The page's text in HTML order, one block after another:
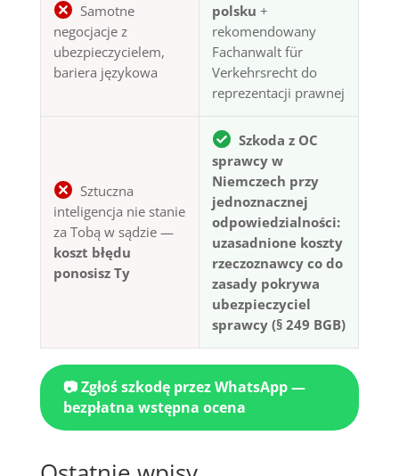
Samotne
negocjacje z
ubezpieczycielem,
bariera językowa
polsku +
rekomendowany
Fachanwalt für
Verkehrsrecht do
reprezentacji prawnej
Sztuczna
inteligencja nie stanie
za Tobą w sądzie —
koszt błędu
ponosisz Ty
Szkoda z OC
sprawcy w
Niemczech przy
jednoznacznej
odpowiedzialności:
uzasadnione koszty
rzeczoznawcy co do
zasady pokrywa
ubezpieczyciel
sprawcy (§ 249 BGB)
📷 Zgłoś szkodę przez WhatsApp —
bezpłatna wstępna ocena